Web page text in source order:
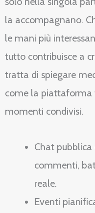
la accompagnano.
le mani più
tutto contribuisce a
tratta di spiegare
come la piattaforma
momenti condivisi.
Chat
commenti,
reale.
Eventi